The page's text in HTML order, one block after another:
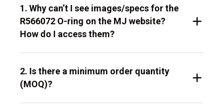
1. Why can’t I see images/specs for the
R566072 O-ring on the MJ website?
How do I access them?
2. Is there a minimum order quantity
(MOQ)?